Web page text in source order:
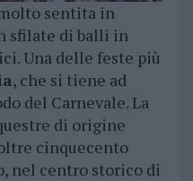
sentita in
sfilate di balli in
Una delle feste più
, che si tiene ad
del Carnevale. La
di origine
cinquecento
nel centro storico di